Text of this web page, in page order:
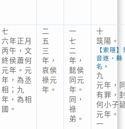
七
六年正月
丙午，文
終侯蕭何
元年。元
年，為丞
相；九
年，為相
國。
二
五
三
年，
哀侯
祿元
年。
一
七
二
年，
懿侯
同元
年。
同，
祿
弟。
十
筑陽。
【索隱】
音逐，縣
名
九
元年，
有罪，
何小子
元年。
一